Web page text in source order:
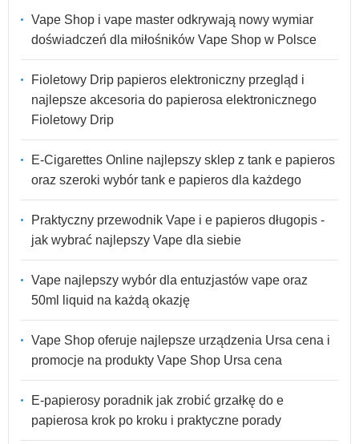
Vape Shop i vape master odkrywają nowy wymiar
doświadczeń dla miłośników Vape Shop w Polsce
Fioletowy Drip papieros elektroniczny przegląd i
najlepsze akcesoria do papierosa elektronicznego
Fioletowy Drip
E-Cigarettes Online najlepszy sklep z tank e papieros
oraz szeroki wybór tank e papieros dla każdego
Praktyczny przewodnik Vape i e papieros długopis -
jak wybrać najlepszy Vape dla siebie
Vape najlepszy wybór dla entuzjastów vape oraz
50ml liquid na każdą okazję
Vape Shop oferuje najlepsze urządzenia Ursa cena i
promocje na produkty Vape Shop Ursa cena
E-papierosy poradnik jak zrobić grzałkę do e
papierosa krok po kroku i praktyczne porady